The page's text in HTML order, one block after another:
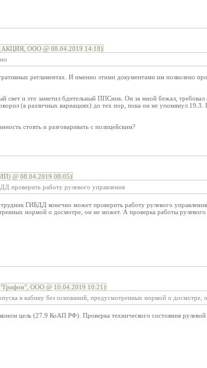
ООО @ 08.04.2019 14:18)
регламентах. И именно этими документами им позволено
свет и это заметил бдительный ППСник. Он за мной бежал, требовал
(в различных вариациях) до тех пор, пока он не упомянул
стоять и разговаривать с полицейским?
@ 08.04.2019 08:05)
проверить работу рулевого управления
ГИБДД конечно может проверить работу рулевого
нормой о досмотре, он не может. А проверка работы рулевого
ООО @ 10.04.2019 10:21)
в кабину без оснований, предусмотренных нормой о досмотре,
цель (27.9 КоАП РФ). Проверка технического состояния